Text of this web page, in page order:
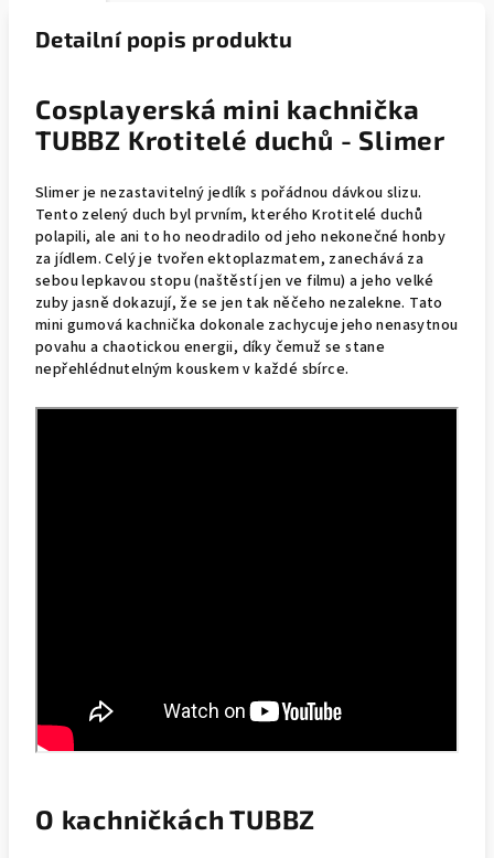
Detailní popis produktu
Cosplayerská mini kachnička
TUBBZ Krotitelé duchů - Slimer
Slimer je nezastavitelný jedlík s pořádnou dávkou slizu.
Tento zelený duch byl prvním, kterého Krotitelé duchů
polapili, ale ani to ho neodradilo od jeho nekonečné honby
za jídlem. Celý je tvořen ektoplazmatem, zanechává za
sebou lepkavou stopu (naštěstí jen ve filmu) a jeho velké
zuby jasně dokazují, že se jen tak něčeho nezalekne. Tato
mini gumová kachnička dokonale zachycuje jeho nenasytnou
povahu a chaotickou energii, díky čemuž se stane
nepřehlédnutelným kouskem v každé sbírce.
O kachničkách TUBBZ